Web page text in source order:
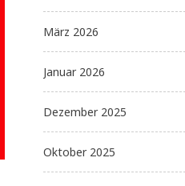
März 2026
Januar 2026
Dezember 2025
Oktober 2025